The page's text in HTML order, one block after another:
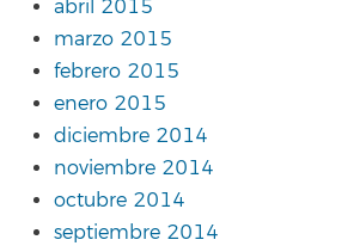
abril 2015
marzo 2015
febrero 2015
enero 2015
diciembre 2014
noviembre 2014
octubre 2014
septiembre 2014